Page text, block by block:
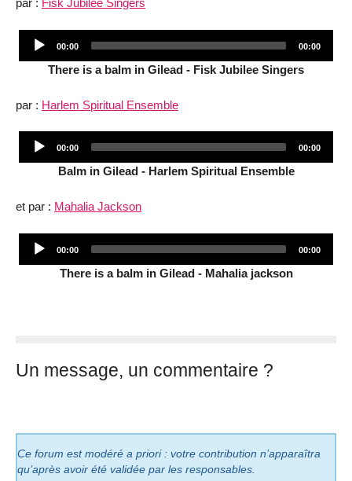
par : Fisk Jubilee Singers
Current
00:00
Total
00:00
There is a balm in Gilead - Fisk Jubilee Singers
par : Harlem Spiritual Ensemble
Current
00:00
Total
00:00
Balm in Gilead - Harlem Spiritual Ensemble
et par : Mahalia Jackson
Current
00:00
Total
00:00
There is a balm in Gilead - Mahalia jackson
Un message, un commentaire ?
Ce forum est modéré a priori : votre contribution n’apparaîtra
qu’après avoir été validée par les responsables.